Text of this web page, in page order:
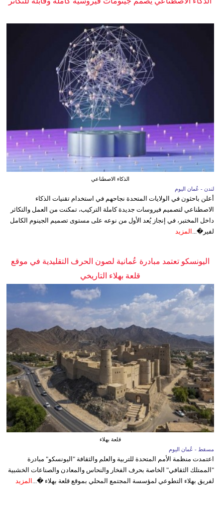
الذكاء الاصطناعي
لندن - عُمان اليوم
أعلن باحثون في الولايات المتحدة نجاحهم في استخدام تقنيات الذكاء
الاصطناعي لتصميم فيروسات جديدة كاملة التركيب، تمكنت من العمل والتكاثر
داخل المختبر، في إنجاز يُعد الأول من نوعه على مستوى تصميم الجينوم الكامل
لفير�...
المزيد
اليونسكو تعتمد مبادرة عُمانية لصون الحرف التقليدية في موقع
قلعة بهلاء التاريخي
قلعة بهلاء
مسقط - عُمان اليوم
اعتمدت منظمة الأمم المتحدة للتربية والعلم والثقافة "اليونسكو" مبادرة
"الممتلك الثقافي" الخاصة بحرف الفخار والنحاس والمعادن والصناعات الخشبية
لفريق بهلاء التطوعي لمؤسسة المجتمع المحلي بموقع قلعة بهلاء �... المزيد